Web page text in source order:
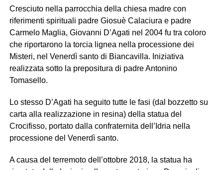
Cresciuto nella parrocchia della chiesa madre con
riferimenti spirituali padre Giosuè Calaciura e padre
Carmelo Maglia, Giovanni D’Agati nel 2004 fu tra coloro
che riportarono la torcia lignea nella processione dei
Misteri, nel Venerdì santo di Biancavilla. Iniziativa
realizzata sotto la prepositura di padre Antonino
Tomasello.
Lo stesso D’Agati ha seguito tutte le fasi (dal bozzetto su
carta alla realizzazione in resina) della statua del
Crocifisso, portato dalla confraternita dell’Idria nella
processione del Venerdì santo.
A causa del terremoto dell’ottobre 2018, la statua ha